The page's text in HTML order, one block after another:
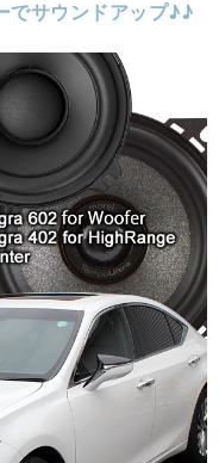
でサウンドアップ♪♪